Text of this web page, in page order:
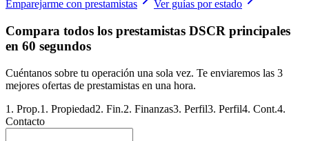
Emparejarme con prestamistas Ver guías por estado
Compara todos los prestamistas DSCR principales
en 60 segundos
Cuéntanos sobre tu operación una sola vez. Te enviaremos las 3
mejores ofertas de prestamistas en una hora.
1 . Prop.1 . Propiedad2. Fin.2. Finanzas3. Perfil3. Perfil4. Cont.4.
Contacto